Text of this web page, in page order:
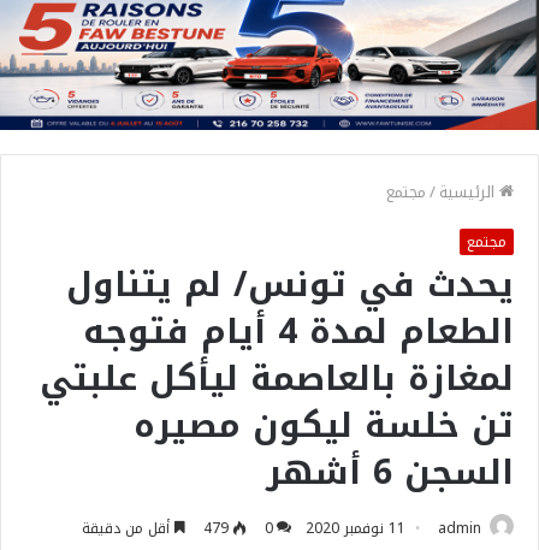
الرئيسية/مجتمع
مجتمع
يحدث في تونس/ لم يتناول
الطعام لمدة 4 أيام فتوجه
لمغازة بالعاصمة ليأكل علبتي
تن خلسة ليكون مصيره
السجن 6 أشهر
admin 11 نوفمبر 2020 0
479 أقل من دقيقة